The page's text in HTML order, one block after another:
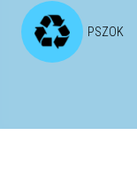
PSZOK